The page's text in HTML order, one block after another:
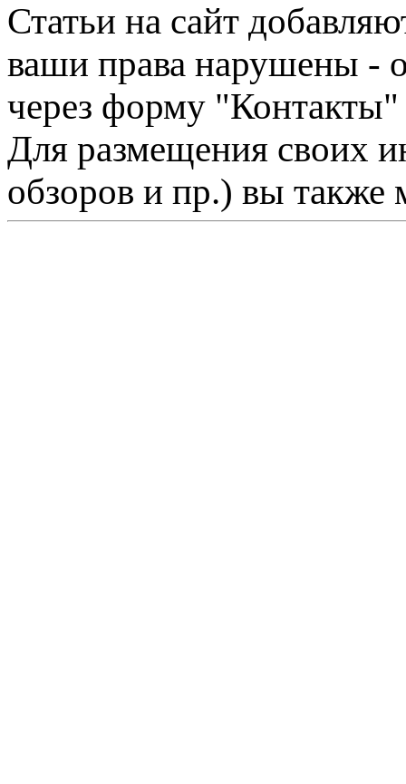
Статьи на сайт
ваши права нарушены -
через форму "Контакты"
Для размещения своих
обзоров и пр.) вы также